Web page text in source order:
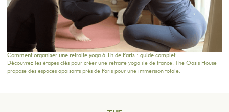
Comment organiser une retraite yoga à 1h de Paris : guide complet
Découvrez les étapes clés pour créer une retraite yoga ile de france. The Oasis House
propose des espaces apaisants près de Paris pour une immersion totale.